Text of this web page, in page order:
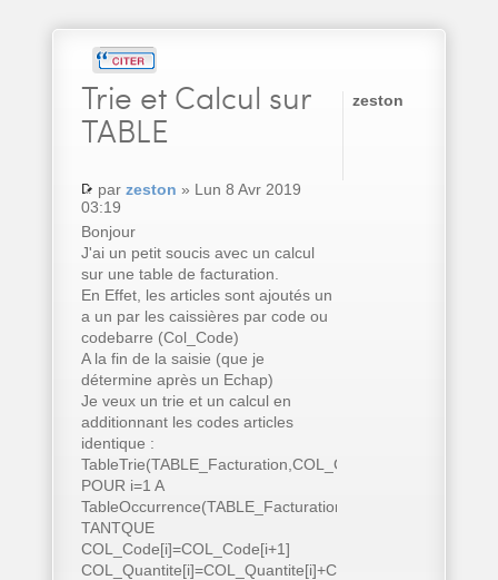
Trie et Calcul sur
TABLE
par zeston » Lun 8 Avr 2019
03:19
Bonjour
J'ai un petit soucis avec un calcul
sur une table de facturation.
En Effet, les articles sont ajoutés un
a un par les caissières par code ou
codebarre (Col_Code)
A la fin de la saisie (que je
détermine après un Echap)
Je veux un trie et un calcul en
additionnant les codes articles
identique :
TableTrie(TABLE_Facturation,COL_Code..Nom)
POUR i=1 A
TableOccurrence(TABLE_Facturation)
TANTQUE
COL_Code[i]=COL_Code[i+1]
COL_Quantite[i]=COL_Quantite[i]+COL_Quantite[i+1]
zeston